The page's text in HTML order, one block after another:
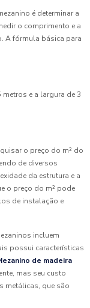
é determinar a
o comprimento e a
A fórmula básica para
e a largura de 3
o preço do m² do
de diversos
da estrutura e a
o preço do m² pode
de instalação e
incluem
possui características
de madeira
mas seu custo
metálicas, que são